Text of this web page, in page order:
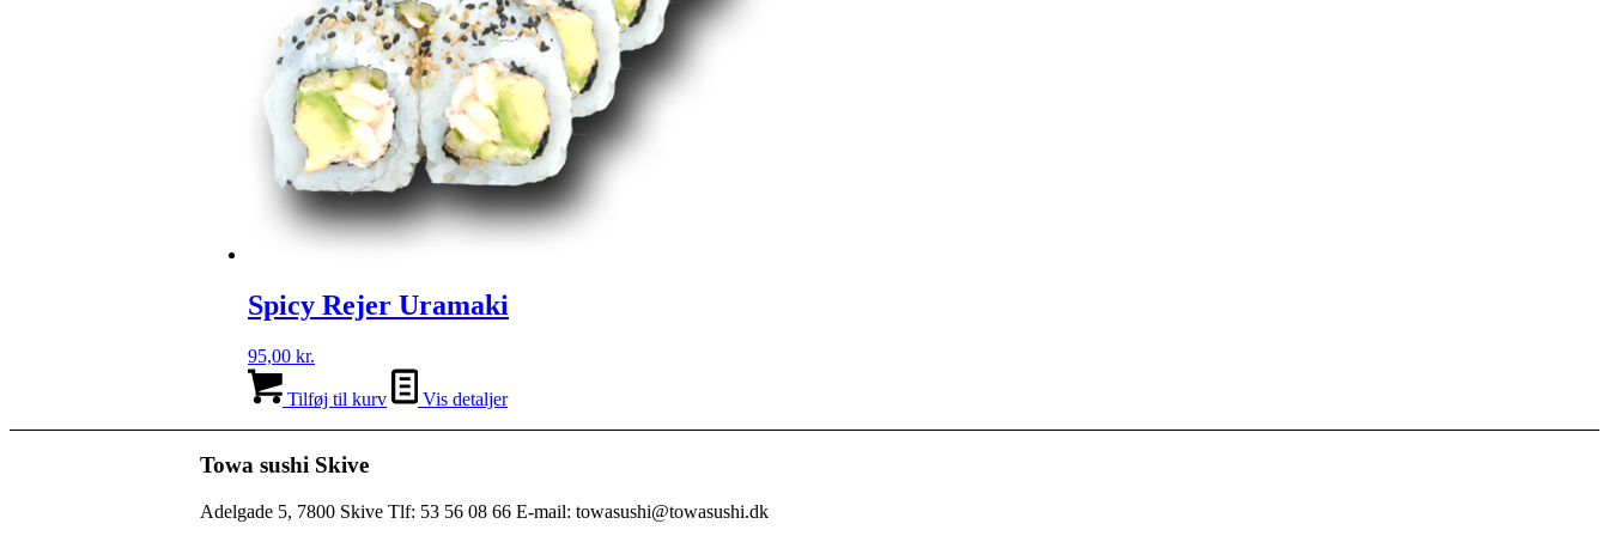
Spicy Rejer Uramaki
95,00 kr.
Tilføj til kurv Vis detaljer
Towa sushi Skive
Adelgade 5, 7800 Skive Tlf: 53 56 08 66 E-mail: towasushi@towasushi.dk